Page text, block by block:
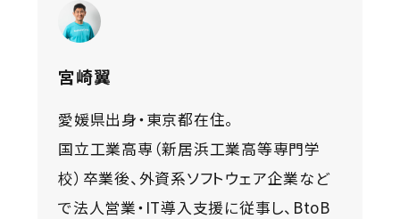
宮崎翼
愛媛県出身・東京都在住。
国立工業高専（新居浜工業高等専門学
校）卒業後、外資系ソフトウェア企業など
で法人営業・IT導入支援に従事し、BtoB